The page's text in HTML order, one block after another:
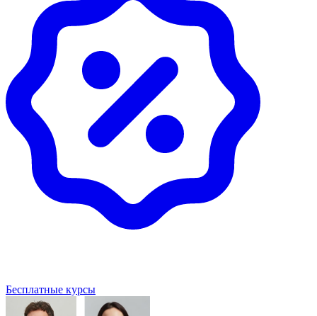
Бесплатные курсы